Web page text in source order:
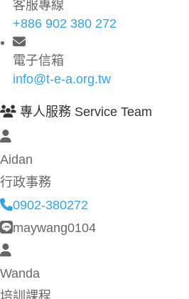
客服專線
+886 902 380 272
電子信箱
info@t-e-a.org.tw
專人服務 Service Team
Aidan
行政事務
0902-380272
maywang0104
Wanda
培訓課程